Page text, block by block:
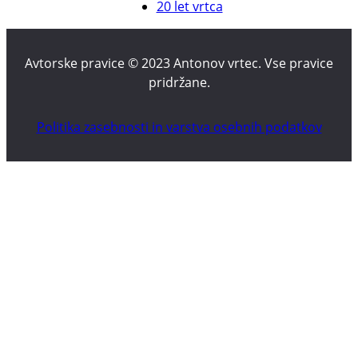
20 let vrtca
Avtorske pravice © 2023 Antonov vrtec. Vse pravice
pridržane.
Politika zasebnosti in varstva osebnih podatkov